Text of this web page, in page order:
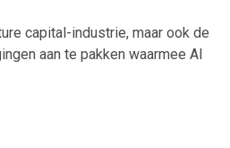
capital-industrie, maar ook de
aan te pakken waarmee AI